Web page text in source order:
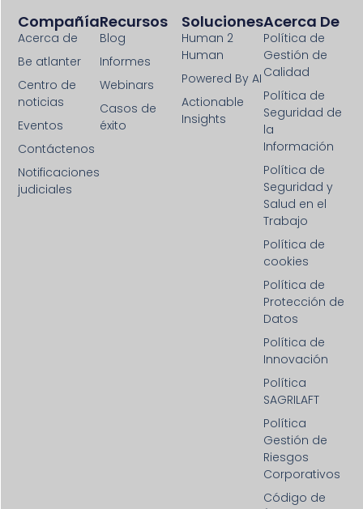
Acerca De
Política de
Gestión de
Calidad
Política de
Seguridad de
la
Información
Política de
Seguridad y
Salud en el
Trabajo
Política de
cookies
Política de
Protección de
Datos
Política de
Innovación
Política
SAGRILAFT
Política
Gestión de
Riesgos
Corporativos
Código de
Soluciones
Human 2
Human
Powered By AI
Actionable
Insights
Recursos
Blog
Informes
Webinars
Casos de
éxito
Compañía
Acerca de
Be atlanter
Centro de
noticias
Eventos
Contáctenos
Notificaciones
judiciales